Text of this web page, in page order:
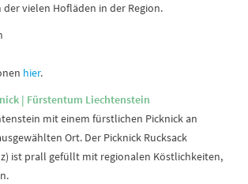
der vielen Hofläden in der Region.
hier.
| Fürstentum Liechtenstein
mit einem fürstlichen Picknick an
Ort. Der Picknick Rucksack
ist prall gefüllt mit regionalen Köstlichkeiten,